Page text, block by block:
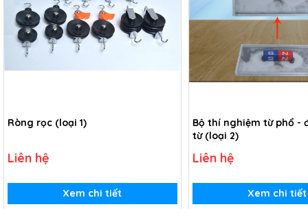
Ròng rọc (loại 1)
Liên hệ
Xem chi tiết
Bộ thí nghiệm từ phổ -
từ (loại 2)
Liên hệ
Xem chi tiết